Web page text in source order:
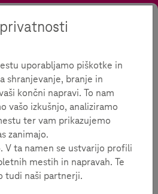
Tražiti Kontrast
Vrijeme čitanja:
je djeci uzrasta od 9. do
djeca na zabavan i aktivan
uporabljamo piškotke in
shranjevanje, branje in
končni napravi. To nam
vašo izkušnjo, analiziramo
ter vam prikazujemo
zanimajo.
V ta namen se ustvarijo profili
mestih in napravah. Te
tudi naši partnerji.